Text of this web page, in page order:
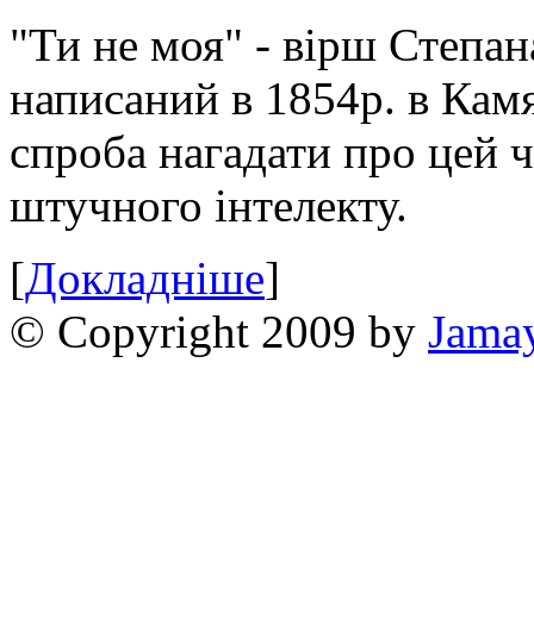
"Ти не моя" - вірш
написаний в 1854р. в
спроба нагадати про цей
штучного інтелекту.
[Докладніше]
© Copyright 2009 by